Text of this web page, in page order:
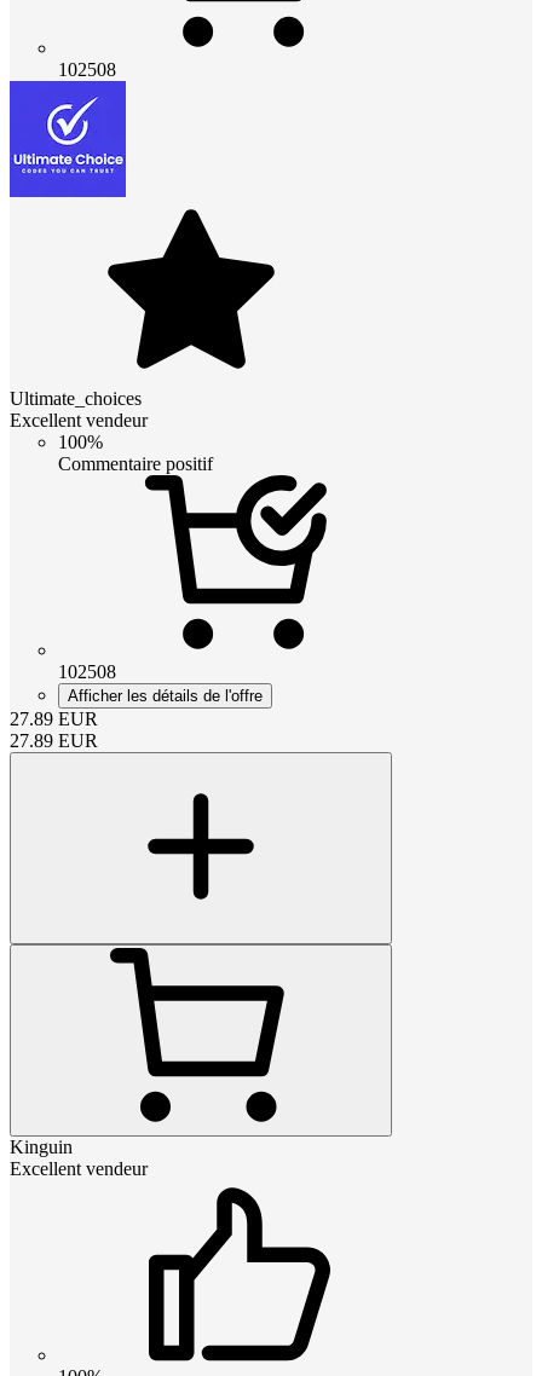
102508
Ultimate_choices
Excellent vendeur
100%
Commentaire positif
102508
Afficher les détails de l'offre
27.89 EUR
27.89 EUR
Kinguin
Excellent vendeur